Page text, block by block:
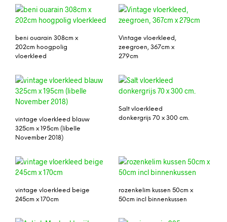
beni ouarain 308cm x
202cm hoogpolig
vloerkleed
Vintage vloerkleed,
zeegroen, 367cm x
279cm
vintage vloerkleed blauw
325cm x 195cm (libelle
November 2018)
Salt vloerkleed
donkergrijs 70 x 300 cm.
vintage vloerkleed beige
245cm x 170cm
rozenkelim kussen 50cm x
50cm incl binnenkussen